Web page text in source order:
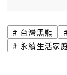
台灣黑熊
永續生活家